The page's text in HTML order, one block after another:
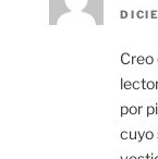
Creo
por
cuyo